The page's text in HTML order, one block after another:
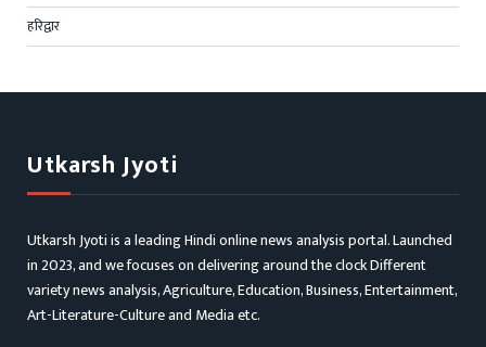
हरिद्वार
Utkarsh Jyoti
Utkarsh Jyoti is a leading Hindi online news analysis portal. Launched
in 2023, and we focuses on delivering around the clock Different
variety news analysis, Agriculture, Education, Business, Entertainment,
Art-Literature-Culture and Media etc.